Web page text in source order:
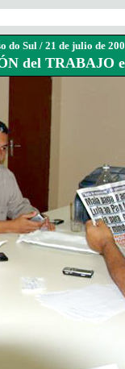
do Sul / 21 de julio de
del TRABAJO